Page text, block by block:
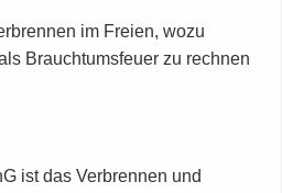
im Freien, wozu
Brauchtumsfeuer zu rechnen
ist das Verbrennen und